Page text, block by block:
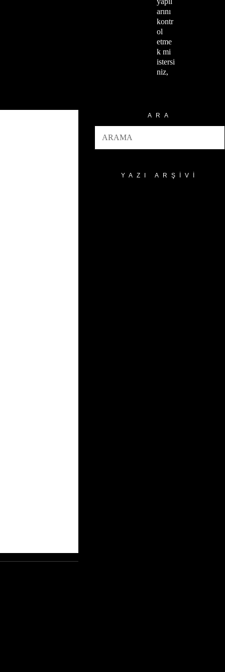
arını
kontr
ol
etme
k mi
istersi
niz,
ARA
YAZI ARŞIVI